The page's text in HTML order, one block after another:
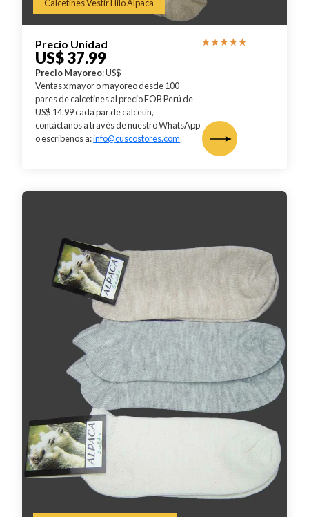
Calcetines Vestir Hilo Alpaca
Precio Unidad
US$ 37.99
Precio Mayoreo: US$
Ventas x mayor o mayoreo desde 100
pares de calcetines al precio FOB Perú de
US$ 14.99 cada par de calcetín,
contáctanos a través de nuestro WhatsApp
o escríbenos a:info@cuscostores.com